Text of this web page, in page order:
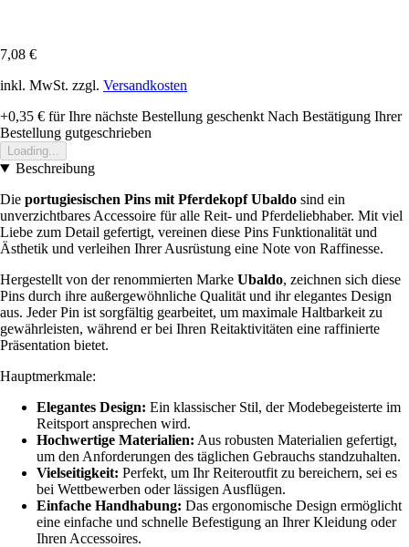
7,08 €
inkl. MwSt. zzgl. Versandkosten
+0,35 € für Ihre nächste Bestellung geschenkt Nach Bestätigung Ihrer
Bestellung gutgeschrieben
Loading...
Beschreibung
Die portugiesischen Pins mit Pferdekopf Ubaldo sind ein
unverzichtbares Accessoire für alle Reit- und Pferdeliebhaber. Mit viel
Liebe zum Detail gefertigt, vereinen diese Pins Funktionalität und
Ästhetik und verleihen Ihrer Ausrüstung eine Note von Raffinesse.
Hergestellt von der renommierten Marke Ubaldo, zeichnen sich diese
Pins durch ihre außergewöhnliche Qualität und ihr elegantes Design
aus. Jeder Pin ist sorgfältig gearbeitet, um maximale Haltbarkeit zu
gewährleisten, während er bei Ihren Reitaktivitäten eine raffinierte
Präsentation bietet.
Hauptmerkmale:
Elegantes Design: Ein klassischer Stil, der Modebegeisterte im
Reitsport ansprechen wird.
Hochwertige Materialien: Aus robusten Materialien gefertigt,
um den Anforderungen des täglichen Gebrauchs standzuhalten.
Vielseitigkeit: Perfekt, um Ihr Reiteroutfit zu bereichern, sei es
bei Wettbewerben oder lässigen Ausflügen.
Einfache Handhabung: Das ergonomische Design ermöglicht
eine einfache und schnelle Befestigung an Ihrer Kleidung oder
Ihren Accessoires.